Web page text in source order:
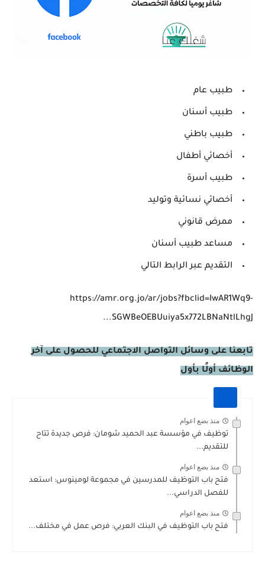
طبيب عام
طبيب أسنان
طبيب باطني
أخصائي أطفال
طبيب أسرة
أخصائي نسائية وتوليد
ممرض قانوني
مساعد طبيب أسنان
التقديم عبر الرابط التالي
https://amr.org.jo/ar/jobs?fbclid=IwAR1Wq9-
SGWBeOEBUuiya5x772LBNaNtlLhgJ...
تابعنا على وسائل التواصل الاجتماعي للحصول على آخر
الوظائف أولًا بأول
منذ بضع اعوام
توظيف في مؤسسة عبد الحميد شومان: فرص جديدة تتاح
للتقديم...
منذ بضع اعوام
فتح باب التوظيف للمدرسين في مجموعة لومينوس: استعد
للفصل الدراسي...
منذ بضع اعوام
فتح باب التوظيف في البنك العربي: فرص عمل في مختلف...